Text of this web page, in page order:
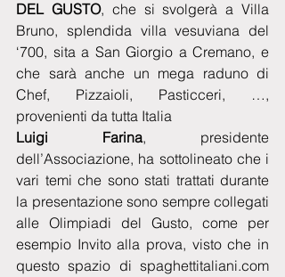
DEL GUSTO, che si svolgerà a Villa
Bruno, splendida villa vesuviana del
‘700, sita a San Giorgio a Cremano, e
che sarà anche un mega raduno di
Chef, Pizzaioli, Pasticceri, …,
provenienti da tutta Italia
Luigi Farina, presidente
dell’Associazione, ha sottolineato che i
vari temi che sono stati trattati durante
la presentazione sono sempre collegati
alle Olimpiadi del Gusto, come per
esempio Invito alla prova, visto che in
questo spazio di spaghettitaliani.com